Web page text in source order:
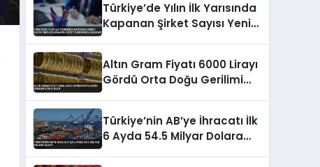
Türkiye’de Yılın İlk Yarısında
Kapanan Şirket Sayısı Yeni
Altın Gram Fiyatı 6000 Lirayı
Gördü Orta Doğu Gerilimi
Türkiye’nin AB’ye İhracatı İlk
6 Ayda 54.5 Milyar Dolara